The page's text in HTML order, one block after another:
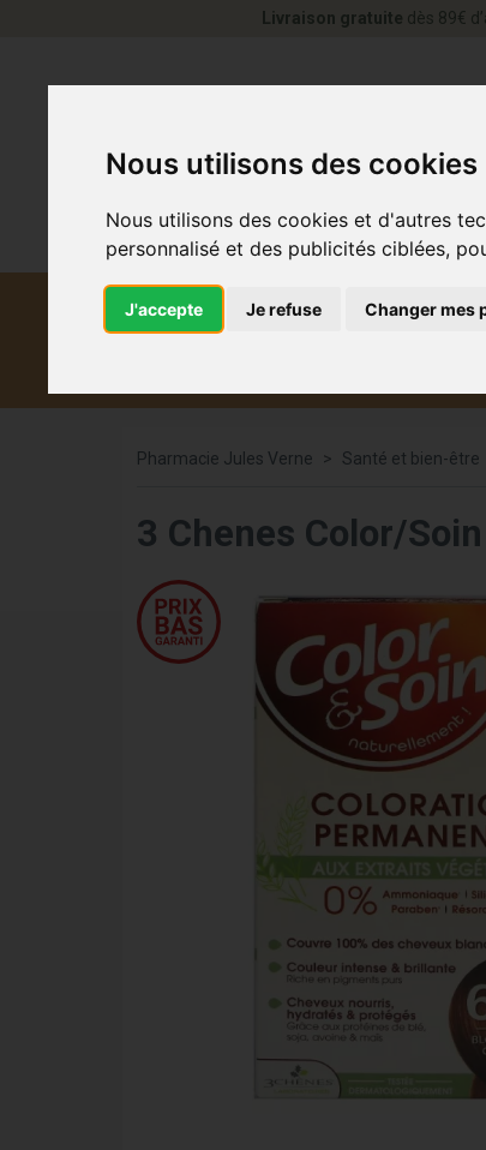
Nous utilisons des cookies
Nous utilisons des cookies et d'autres
personnalisé et des publicités ciblées,
J'accepte Je refuse Changer mes
Livraison gratuite dès 89€
Pharmacie Jules Verne Santé et bien-être
3 Chenes Color/